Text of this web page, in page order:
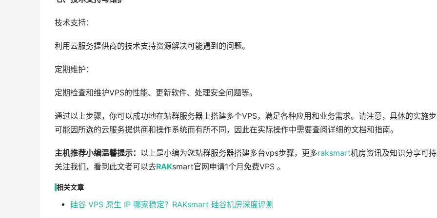
技术支持：
利用云服务提供商的技术支持资源解决可能遇到的问题。
定期维护：
定期检查和维护VPS的性能、更新软件、处理安全问题等。
通过以上步骤，你可以成功地在站群服务器上搭建多个VPS，满足各种应用和业务需求。请注意，具体的实施
可能因所选的云服务提供商和操作系统而有所不同，因此在实际操作中需要查阅详细的文档和指南。
主机推荐小编温馨提示： 以上是小编为您站群服务器搭建多台vps步骤，更多raksmart机房资讯及知识分享可
关注我们，看到此文者可以去RAKsmart官网申请1个月免费VPS 。
相关文章
硅谷 VPS 原生 IP 哪家稳定？RAKsmart 硅谷机房深度评测